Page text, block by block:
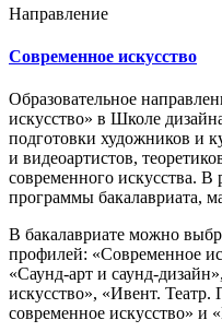
Направление
Современное искусство
Образовательное
искусство» в Школе
подготовки художников и
и видеоартистов,
современного искусства.
программы бакалавриата,
В бакалавриате можно
профилей: «Современное
«Саунд-арт и саунд-
искусство», «Ивент.
современное искусство» и